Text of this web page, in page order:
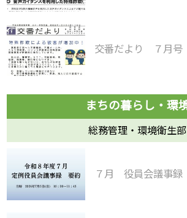
交番だより ７月号
総務管理・環境衛生部
７月 役員会議事録